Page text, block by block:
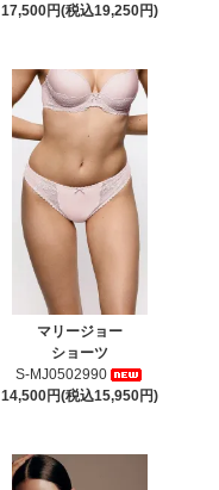
17,500円(税込19,250円)
マリージョー
ショーツ
S-MJ0502990
14,500円(税込15,950円)